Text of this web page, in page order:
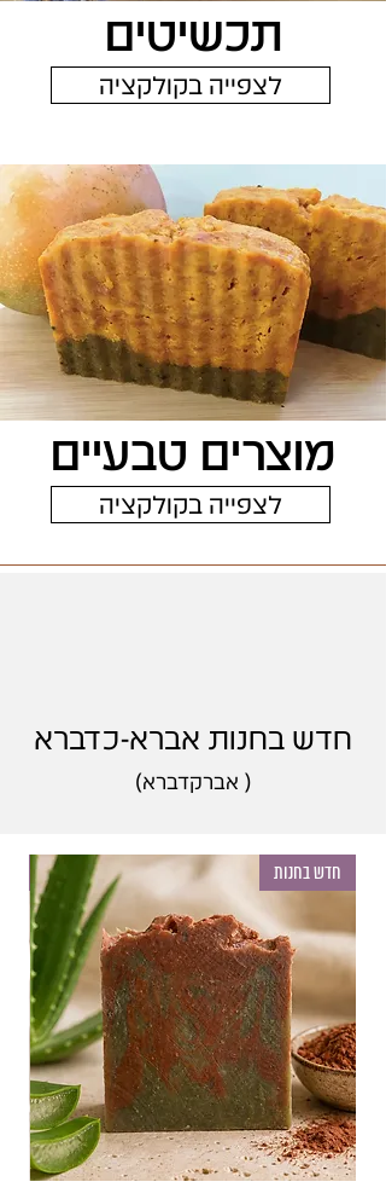
תכשיטים
לצפייה בקולקציה
מוצרים טבעיים
לצפייה בקולקציה
חדש בחנות אברא-כדברא
( אברקדברא)
חדש בחנות